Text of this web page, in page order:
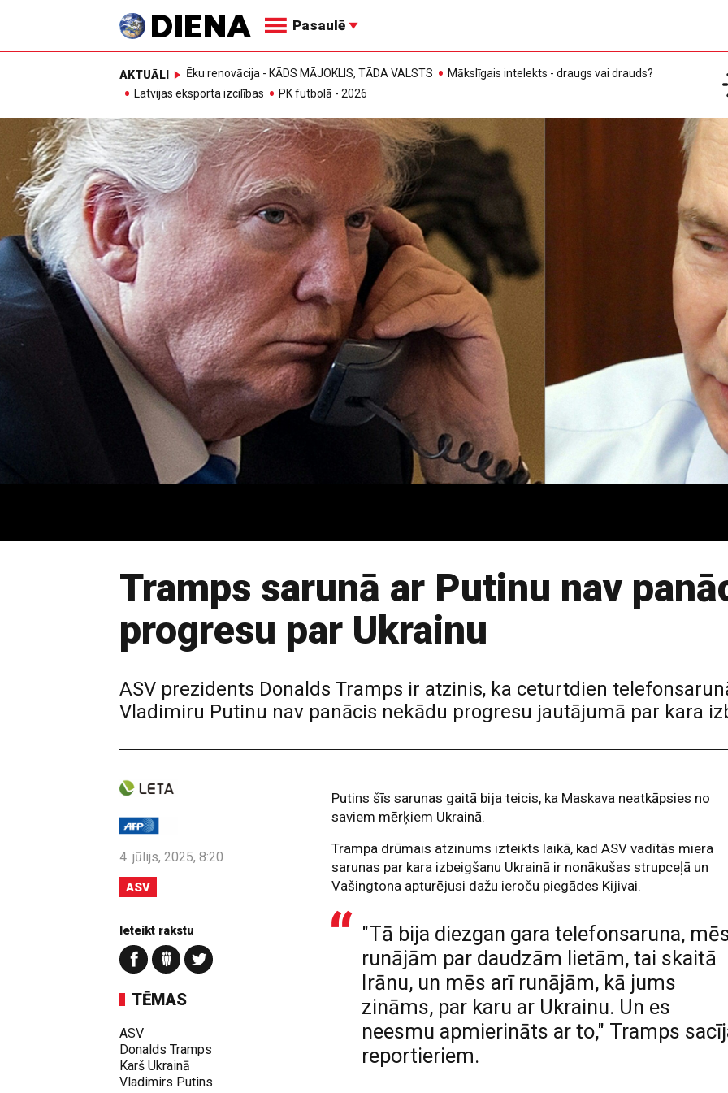
Pasaulē
AKTUĀLI Ēku renovācija - KĀDS MĀJOKLIS, TĀDA VALSTS
Mākslīgais intelekts - draugs vai drauds?
Latvijas eksporta izcilības
PK futbolā - 2026
Tramps sarunā ar Putinu nav
progresu par Ukrainu
ASV prezidents Donalds Tramps ir atzinis, ka ceturtdien
Vladimiru Putinu nav panācis nekādu progresu jautājumā par kara
4. jūlijs, 2025, 8:20
ASV
Ieteikt rakstu
TĒMAS
ASV
Donalds Tramps
Karš Ukrainā
Vladimirs Putins
Putins šīs sarunas gaitā bija teicis, ka Maskava neatkāpsies no
saviem mērķiem Ukrainā.
Trampa drūmais atzinums izteikts laikā, kad ASV vadītās miera
sarunas par kara izbeigšanu Ukrainā ir nonākušas strupceļā un
Vašingtona apturējusi dažu ieroču piegādes Kijivai.
"Tā bija diezgan gara telefonsaruna,
runājām par daudzām lietām, tai skaitā
Irānu, un mēs arī runājām, kā jums
zināms, par karu ar Ukrainu. Un es
neesmu apmierināts ar to," Tramps
reportieriem.